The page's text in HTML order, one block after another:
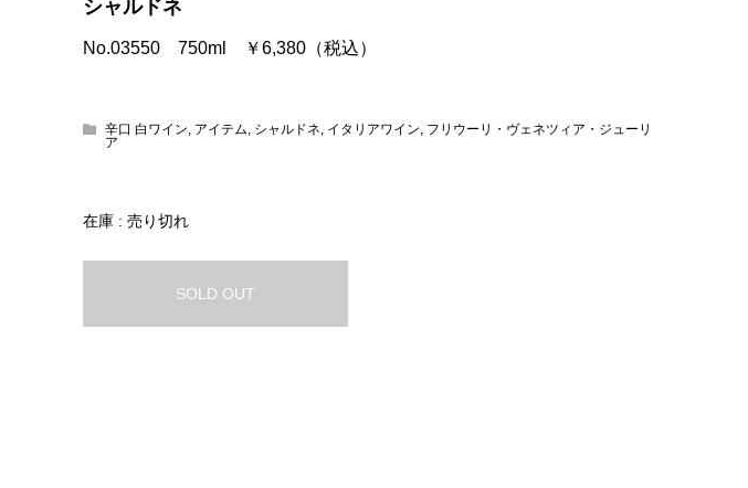
シャルドネ
No.03550 750ml ￥6,380（税込）
辛口 白ワイン アイテム シャルドネ イタリアワイン フリウーリ・ヴェネツィア・ジューリ
ア
在庫 : 売り切れ
SOLD OUT